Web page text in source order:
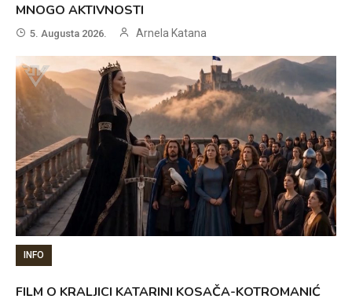
MNOGO AKTIVNOSTI
5. Augusta 2026. Arnela Katana
INFO
FILM O KRALJICI KATARINI KOSAČA-KOTROMANIĆ